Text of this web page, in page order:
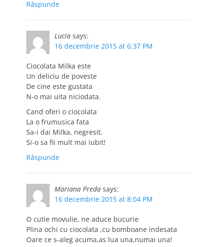
Răspunde
Lucia says:
16 decembrie 2015 at 6:37 PM
Ciocolata Milka este
Un deliciu de poveste
De cine este gustata
N-o mai uita niciodata.
Cand oferi o ciocolata
La o frumusica fata
Sa-i dai Milka, negresit,
Si-o sa fii mult mai iubit!
Răspunde
Mariana Preda says:
16 decembrie 2015 at 8:04 PM
O cutie movulie, ne aduce bucurie
Plina ochi cu ciocolata ,cu bomboane indesata
Oare ce s-aleg acuma,as lua una,numai una!